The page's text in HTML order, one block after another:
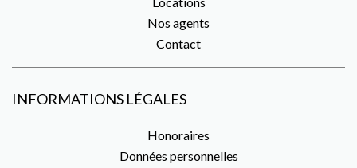
Nos agents
Contact
INFORMATIONS LÉGALES
Honoraires
Données personnelles